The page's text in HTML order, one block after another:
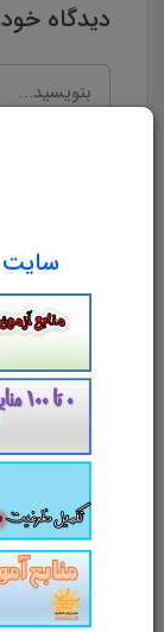
سایت
دیدگاه
نام و نام
پست
آدرس